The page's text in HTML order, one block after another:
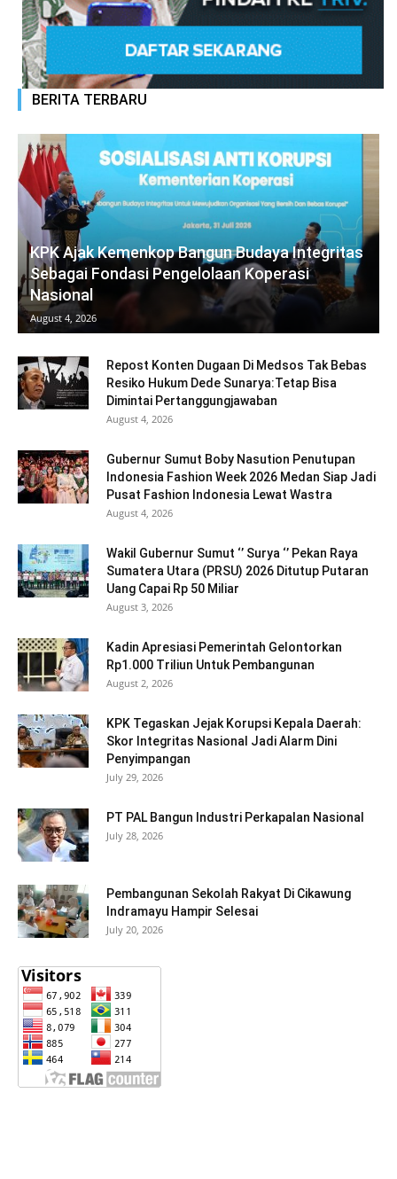
BERITA TERBARU
KPK Ajak Kemenkop Bangun Budaya Integritas
Sebagai Fondasi Pengelolaan Koperasi
Nasional
August 4, 2026
Repost Konten Dugaan Di Medsos Tak Bebas
Resiko Hukum Dede Sunarya:Tetap Bisa
Dimintai Pertanggungjawaban
August 4, 2026
Gubernur Sumut Boby Nasution Penutupan
Indonesia Fashion Week 2026 Medan Siap Jadi
Pusat Fashion Indonesia Lewat Wastra
August 4, 2026
Wakil Gubernur Sumut ‘’ Surya ‘’ Pekan Raya
Sumatera Utara (PRSU) 2026 Ditutup Putaran
Uang Capai Rp 50 Miliar
August 3, 2026
Kadin Apresiasi Pemerintah Gelontorkan
Rp1.000 Triliun Untuk Pembangunan
August 2, 2026
KPK Tegaskan Jejak Korupsi Kepala Daerah:
Skor Integritas Nasional Jadi Alarm Dini
Penyimpangan
July 29, 2026
PT PAL Bangun Industri Perkapalan Nasional
July 28, 2026
Pembangunan Sekolah Rakyat Di Cikawung
Indramayu Hampir Selesai
July 20, 2026